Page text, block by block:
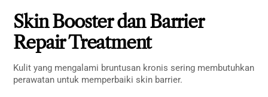
Skin Booster dan Barrier
Repair Treatment
Kulit yang mengalami bruntusan kronis sering membutuhkan
perawatan untuk memperbaiki skin barrier.